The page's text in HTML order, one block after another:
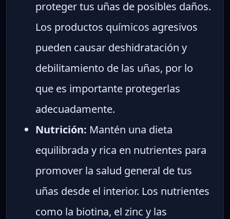
proteger tus uñas de posibles daños.
Los productos químicos agresivos
pueden causar deshidratación y
debilitamiento de las uñas, por lo
que es importante protegerlas
adecuadamente.
Nutrición: Mantén una dieta
equilibrada y rica en nutrientes para
promover la salud general de tus
uñas desde el interior. Los nutrientes
como la biotina, el zinc y las